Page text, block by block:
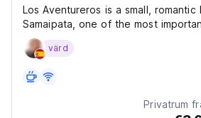
Los Aventureros is a small,
Samaipata, one of the most
in Bolivia. This is a small village of
inhabitants and a huge expats and
värd
Privatrum